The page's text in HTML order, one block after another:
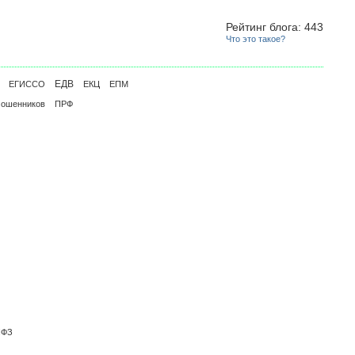
Рейтинг блога: 443
Что это такое?
ЕГИССО ЕДВ ЕКЦ ЕПМ
ПРФ